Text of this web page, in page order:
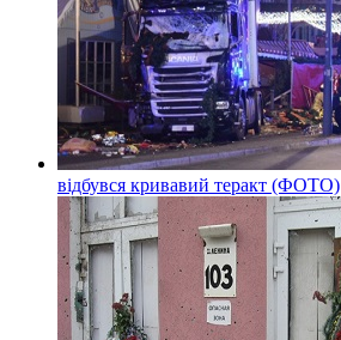
відбувся кривавий теракт (ФОТО)